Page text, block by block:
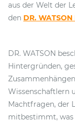
aus der Welt der
den DR. WATSON
DR. WATSON
Hintergründen,
Wissenschaftlern
Machtfragen, der
mitbestimmt, was